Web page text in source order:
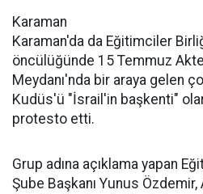
Karaman
Karaman'da da Eğitimciler
öncülüğünde 15 Temmuz
Meydanı'nda bir araya gelen
Kudüs'ü "İsrail'in başkenti"
protesto etti.
Grup adına açıklama yapan
Şube Başkanı Yunus